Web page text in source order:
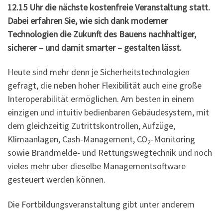
12.15 Uhr die nächste kostenfreie Veranstaltung statt.
Dabei erfahren Sie, wie sich dank moderner
Technologien die Zukunft des Bauens nachhaltiger,
sicherer – und damit smarter – gestalten lässt.
Heute sind mehr denn je Sicherheitstechnologien
gefragt, die neben hoher Flexibilität auch eine große
Interoperabilität ermöglichen. Am besten in einem
einzigen und intuitiv bedienbaren Gebäudesystem, mit
dem gleichzeitig Zutrittskontrollen, Aufzüge,
Klimaanlagen, Cash-Management, CO2-Monitoring
sowie Brandmelde- und Rettungswegtechnik und noch
vieles mehr über dieselbe Managementsoftware
gesteuert werden können.
Die Fortbildungsveranstaltung gibt unter anderem